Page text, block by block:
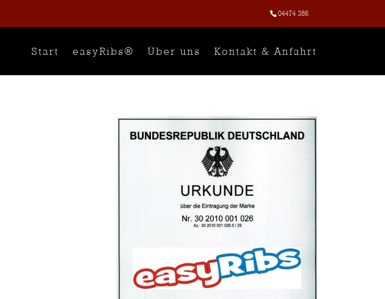
04474 386
Start easyRibs® Über uns Kontakt & Anfahrt